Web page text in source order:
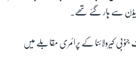
سے ہار گئے تھے۔
کیرولائنا کے پرائمری مقابلے میں